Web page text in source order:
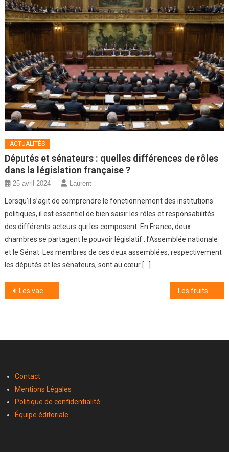
ACTUALITÉS
Députés et sénateurs : quelles différences de rôles
dans la législation française ?
25 avril 2024 Laurent
Lorsqu’il s’agit de comprendre le fonctionnement des institutions
politiques, il est essentiel de bien saisir les rôles et responsabilités
des différents acteurs qui les composent. En France, deux
chambres se partagent le pouvoir législatif : l’Assemblée nationale
et le Sénat. Les membres de ces deux assemblées, respectivement
les députés et les sénateurs, sont au cœur […]
Navigation
Les vacances scolaires aux États-Unis : une mosaïque de périodes et de traditions Les fruits à la croissance la plus rapide : les secrets de leur développement fulgurant
Contact
Mentions Légales
Politique de confidentialité
Équipe éditoriale